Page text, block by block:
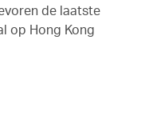
de laatste
op Hong Kong